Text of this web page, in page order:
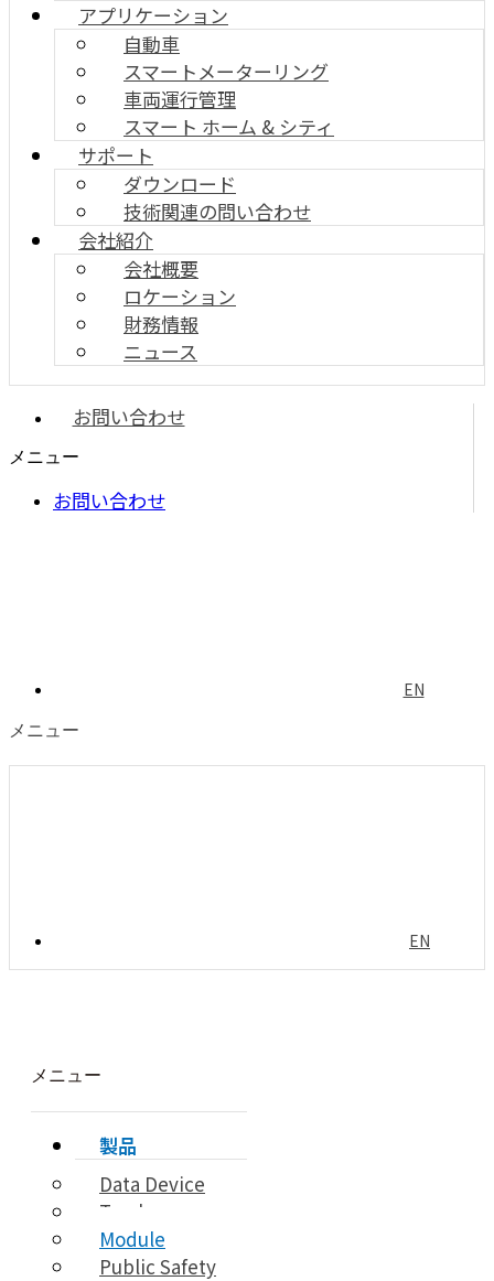
アプリケーション
自動車
スマートメーターリング
車両運行管理
スマート ホーム & シティ
サポート
ダウンロード
技術関連の問い合わせ
会社紹介
会社概要
ロケーション
財務情報
ニュース
お問い合わせ
メニュー
お問い合わせ
EN
メニュー
EN
メニュー
製品
Data Device
Tracker
Module
Public Safety